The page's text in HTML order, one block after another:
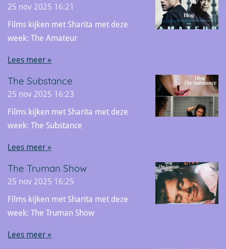
25 nov 2025 16:21
Films kijken met Sharita met deze
week: The Amateur
Lees meer »
The Substance
25 nov 2025 16:23
Films kijken met Sharita met deze
week: The Substance
Lees meer »
The Truman Show
25 nov 2025 16:25
Films kijken met Sharita met deze
week: The Truman Show
Lees meer »